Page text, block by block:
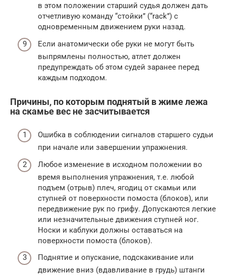
в этом положении старший судья должен дать
отчетливую команду “стойки” (“rack”) с
одновременным движением руки назад.
Если анатомически обе руки не могут быть
выпрямлены полностью, атлет должен
предупреждать об этом судей заранее перед
каждым подходом.
Причины, по которым поднятый в жиме лежа
на скамье вес не засчитывается
Ошибка в соблюдении сигналов старшего судьи
при начале или завершении упражнения.
Любое изменение в исходном положении во
время выполнения упражнения, т.е. любой
подъем (отрыв) плеч, ягодиц от скамьи или
ступней от поверхности помоста (блоков), или
передвижение рук по грифу. Допускаются легкие
или незначительные движения ступней ног.
Носки и каблуки должны оставаться на
поверхности помоста (блоков).
Поднятие и опускание, подскакивание или
движение вниз (вдавливание в грудь) штанги